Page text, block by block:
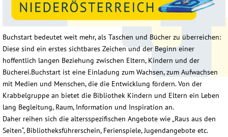
Buchstart bedeutet weit mehr, als Taschen und Bücher zu überreichen:
Diese sind ein erstes sichtbares Zeichen und der Beginn einer
hoffentlich langen Beziehung zwischen Eltern, Kindern und der
Bücherei.Buchstart ist eine Einladung zum Wachsen, zum Aufwachsen
mit Medien und Menschen, die die Entwicklung fördern. Von der
Krabbelgruppe an bietet die Bibliothek Kindern und Eltern ein Leben
lang Begleitung, Raum, Information und Inspiration an.
Daher reihen sich die altersspezifischen Angebote wie „Raus aus den
Seiten“, Bibliotheksführerschein, Ferienspiele, Jugendangebote etc.